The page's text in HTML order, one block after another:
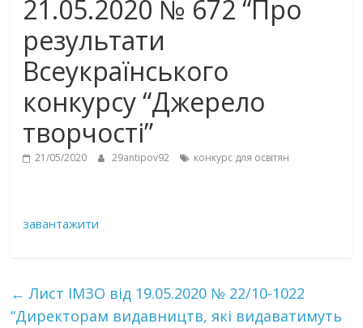
21.05.2020 № 672 “Про
результати
Всеукраїнського
конкурсу “Джерело
творчості”
21/05/2020 29antipov92 конкурс для освітян
завантажити
← Лист ІМЗО від 19.05.2020 № 22/10-1022
“Директорам видавництв, які видаватимуть